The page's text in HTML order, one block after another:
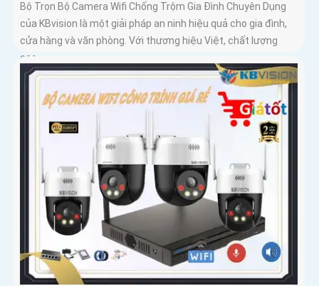
Bộ Trọn Bộ Camera Wifi Chống Trộm Gia Đình Chuyên Dụng
của KBvision là một giải pháp an ninh hiệu quả cho gia đình,
cửa hàng và văn phòng. Với thương hiệu Việt, chất lượng
cao,...